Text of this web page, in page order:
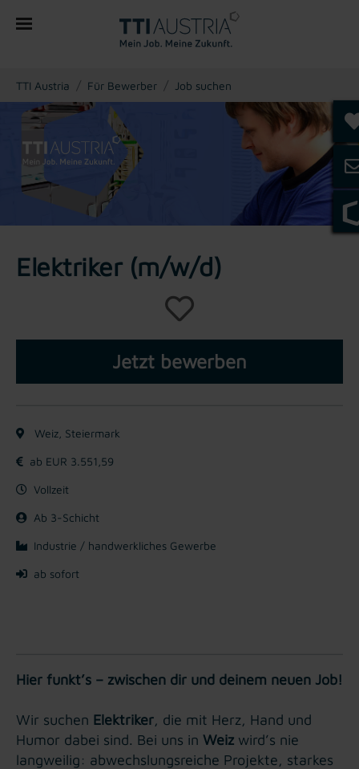
You are here:
TTI Austria Für Bewerber Job suchen
Elektriker (m/w/d)
Jetzt bewerben
Weiz, Steiermark
ab EUR 3.551,59
Vollzeit
Ab 3-Schicht
Industrie / handwerkliches Gewerbe
ab sofort
Hier funkt’s – zwischen dir und deinem neuen Job!
Wir suchen Elektriker, die mit Herz, Hand und
Humor dabei sind. Bei uns in Weiz wird’s nie
langweilig: abwechslungsreiche Projekte, starkes